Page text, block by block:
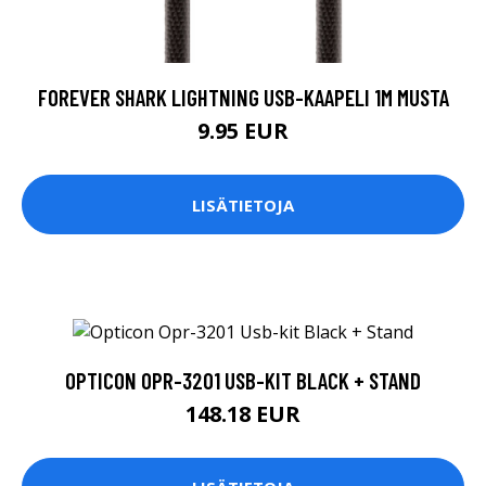
FOREVER SHARK LIGHTNING USB-KAAPELI 1M MUSTA
9.95 EUR
LISÄTIETOJA
OPTICON OPR-3201 USB-KIT BLACK + STAND
148.18 EUR